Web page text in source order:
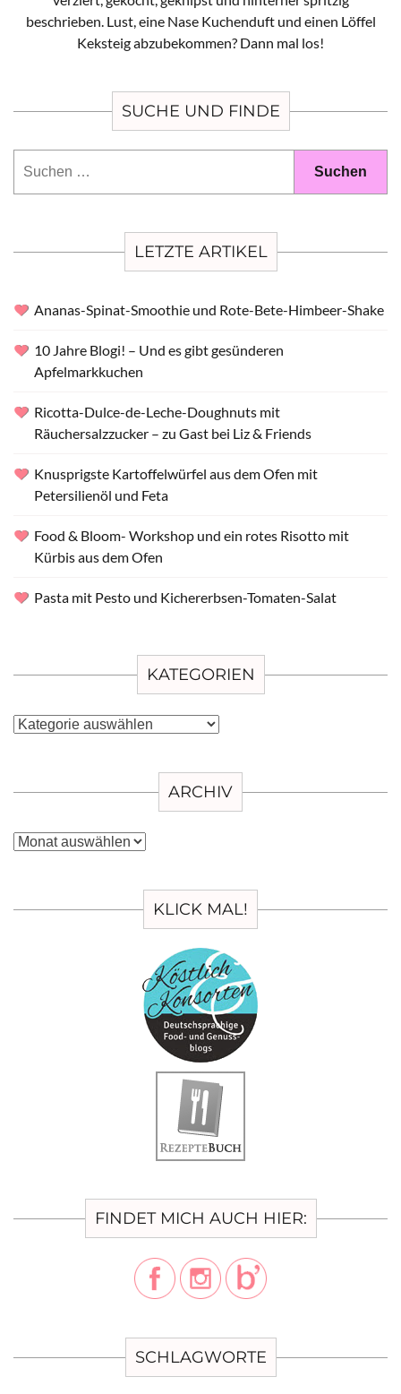
beschrieben. Lust, eine Nase Kuchenduft und einen Löffel
Keksteig abzubekommen? Dann mal los!
SUCHE UND FINDE
LETZTE ARTIKEL
Ananas-Spinat-Smoothie und Rote-Bete-Himbeer-Shake
10 Jahre Blogi! – Und es gibt gesünderen
Apfelmarkkuchen
Ricotta-Dulce-de-Leche-Doughnuts mit
Räuchersalzzucker – zu Gast bei Liz & Friends
Knusprigste Kartoffelwürfel aus dem Ofen mit
Petersilienöl und Feta
Food & Bloom- Workshop und ein rotes Risotto mit
Kürbis aus dem Ofen
Pasta mit Pesto und Kichererbsen-Tomaten-Salat
KATEGORIEN
Kategorien
ARCHIV
Archiv
KLICK MAL!
FINDET MICH AUCH HIER:
SCHLAGWORTE